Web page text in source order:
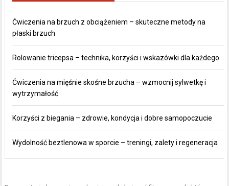
Ćwiczenia na brzuch z obciążeniem – skuteczne metody na
płaski brzuch
Rolowanie tricepsa – technika, korzyści i wskazówki dla każdego
Ćwiczenia na mięśnie skośne brzucha – wzmocnij sylwetkę i
wytrzymałość
Korzyści z biegania – zdrowie, kondycja i dobre samopoczucie
Wydolność beztlenowa w sporcie – treningi, zalety i regeneracja